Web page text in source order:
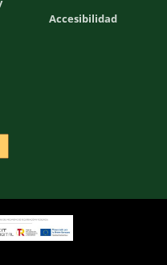
Accesibilidad